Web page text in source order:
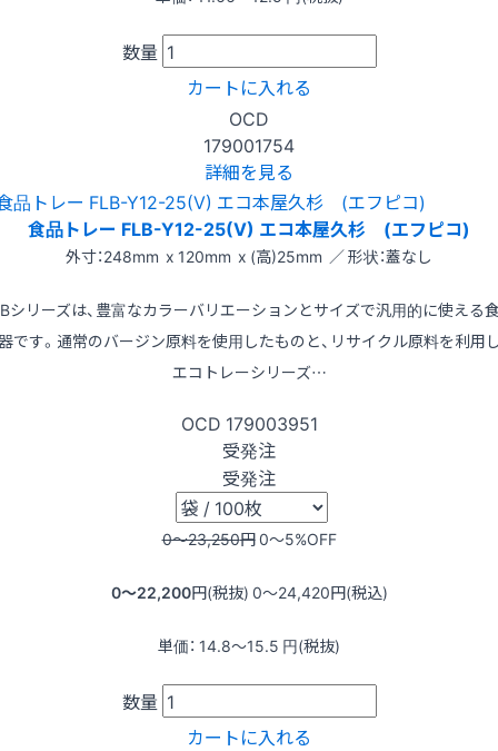
数量
カートに入れる
OCD
179001754
詳細を見る
食品トレー FLB-Y12-25(V) エコ本屋久杉 (エフピコ)
外寸：248mm x 120mm x (高)25mm ／ 形状：蓋なし
シリーズは、豊富なカラーバリエーションとサイズで汎用的に使える
です。通常のバージン原料を使用したものと、リサイクル原料を利用
エコトレーシリーズ…
OCD 179003951
受発注
受発注
0〜23,250円0〜5%OFF
0〜22,200円(税抜) 0〜24,420円(税込)
単価： 14.8〜15.5 円(税抜)
数量
カートに入れる